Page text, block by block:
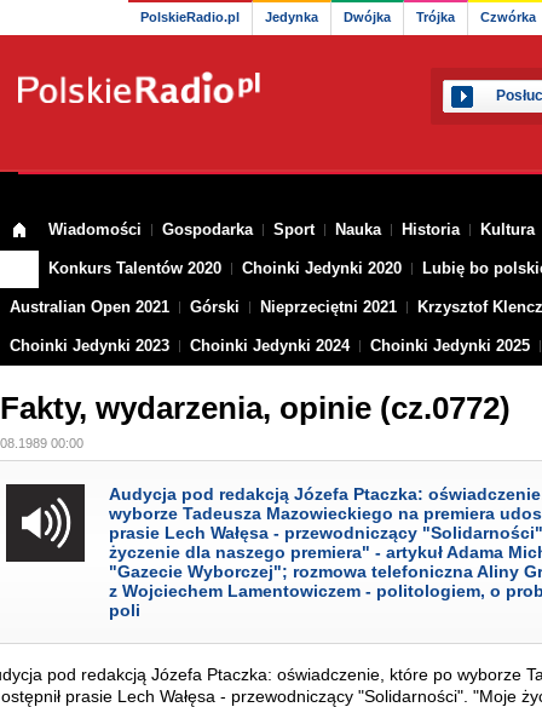
PolskieRadio.pl Jedynka Dwójka Trójka Czwórka
Wiadomości Gospodarka Sport Nauka Historia Kultura
Konkurs Talentów 2020 Choinki Jedynki 2020 Lubię bo
Australian Open 2021 Górski Nieprzeciętni 2021 Krzysztof
Choinki Jedynki 2023 Choinki Jedynki 2024 Choinki Jedynki 2025
Fakty, wydarzenia, opinie (cz.0772)
00:00
Audycja pod redakcją Józefa Ptaczka:
wyborze Tadeusza Mazowieckiego na premiera
prasie Lech Wałęsa - przewodniczący
życzenie dla naszego premiera" - artykuł Adama
"Gazecie Wyborczej"; rozmowa telefoniczna Aliny
z Wojciechem Lamentowiczem - politologiem, o
poli
pod redakcją Józefa Ptaczka: oświadczenie, które po wyborze
prasie Lech Wałęsa - przewodniczący "Solidarności". "Moje